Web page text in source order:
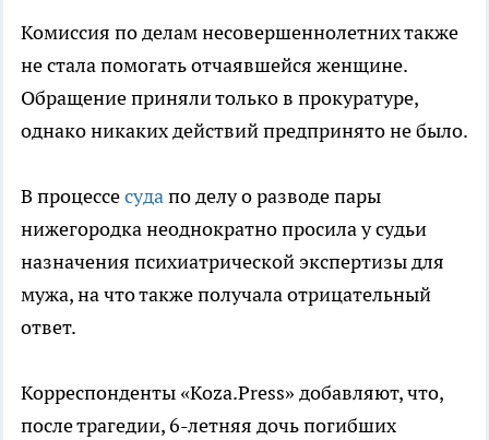
Комиссия по делам несовершеннолетних также
не стала помогать отчаявшейся женщине.
Обращение приняли только в прокуратуре,
однако никаких действий предпринято не было.
В процессесудапо делу о разводе пары
нижегородка неоднократно просила у судьи
назначения психиатрической экспертизы для
мужа, на что также получала отрицательный
ответ.
Корреспонденты «Koza.Press» добавляют, что,
после трагедии, 6-летняя дочь погибших